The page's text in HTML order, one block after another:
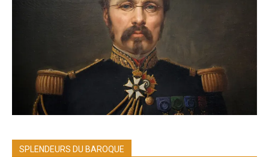
SPLENDEURS DU BAROQUE